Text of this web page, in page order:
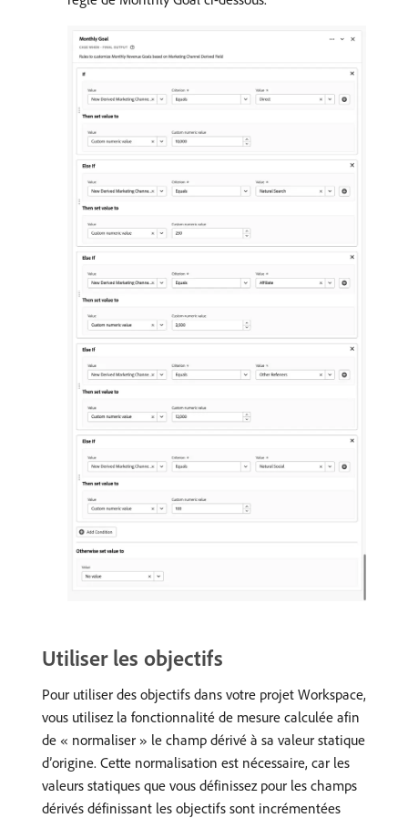
Utiliser les objectifs
Pour utiliser des objectifs dans votre projet Workspace,
vous utilisez la fonctionnalité de mesure calculée afin
de « normaliser » le champ dérivé à sa valeur statique
d’origine. Cette normalisation est nécessaire, car les
valeurs statiques que vous définissez pour les champs
dérivés définissant les objectifs sont incrémentées